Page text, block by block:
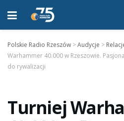
Polskie Radio Rzeszów >Audycje >
Warhammer 40.000 w Rzeszowie.
do rywalizacji
Turniej